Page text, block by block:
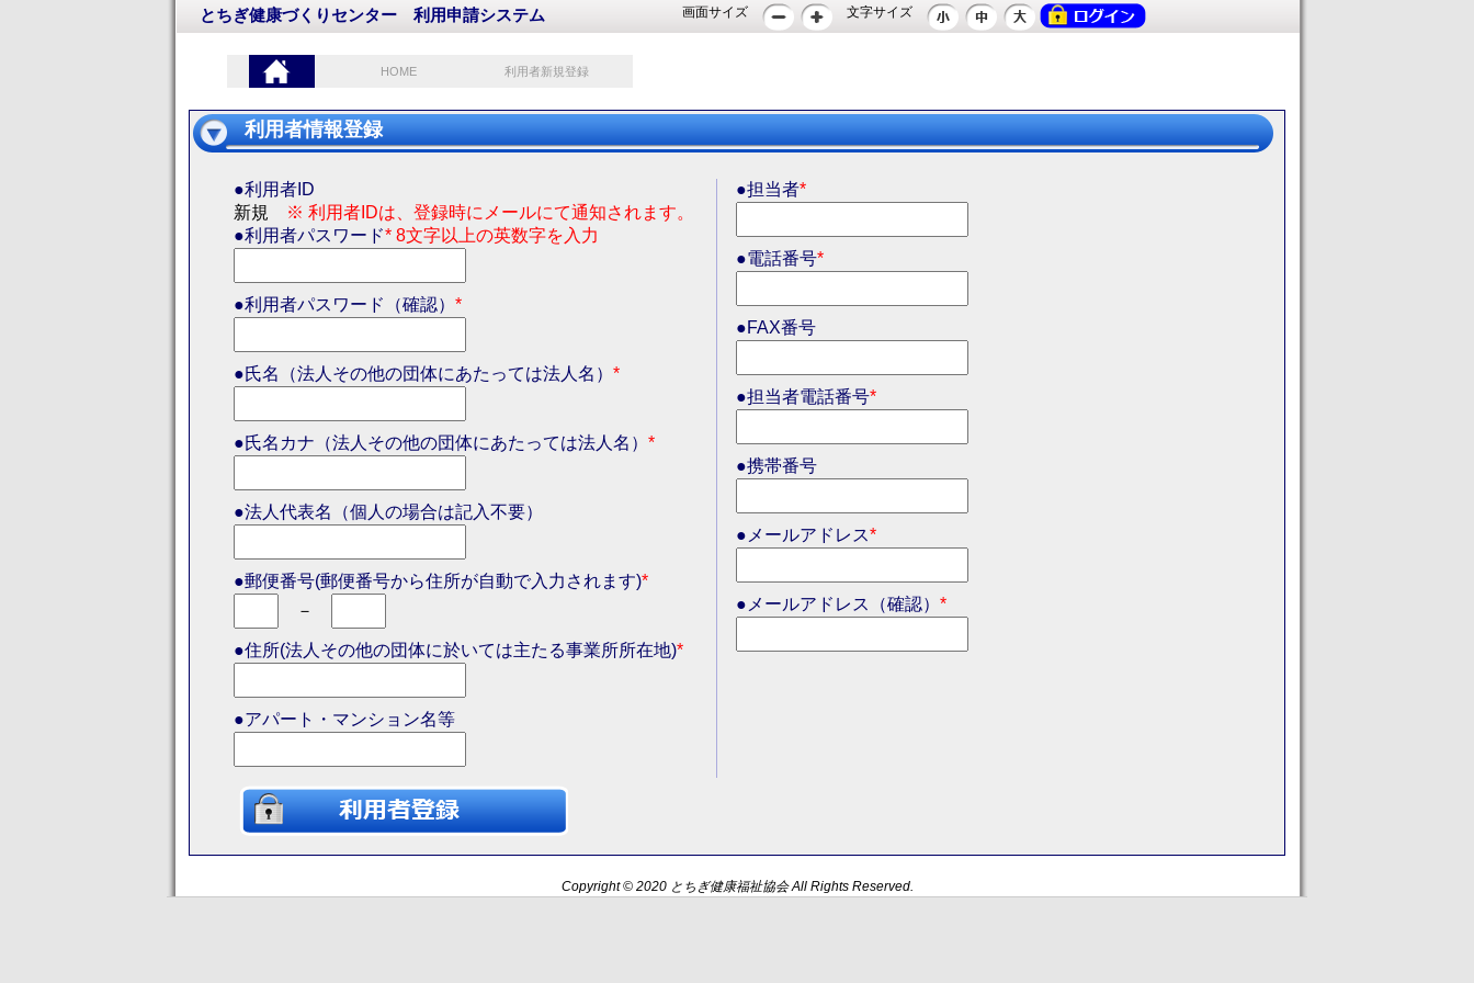
とちぎ健康づくりセンター 利用申請システム 画面サイズ 文字サイズ
HOME 利用者新規登録
利用者情報登録
●利用者ID
新規
※ 利用者IDは、登録時にメールにて通知されます。
●利用者パスワード* 8文字以上の英数字を入力
●利用者パスワード（確認） *
●氏名（法人その他の団体にあたっては法人名） *
●氏名カナ（法人その他の団体にあたっては法人名） *
●法人代表名（個人の場合は記入不要）
●郵便番号(郵便番号から住所が自動で入力されます)*
－
●住所(法人その他の団体に於いては主たる事業所所在地)*
●アパート・マンション名等
●担当者*
●電話番号*
●FAX番号
●担当者電話番号*
●携帯番号
●メールアドレス*
●メールアドレス（確認） *
Copyright © 2020 とちぎ健康福祉協会 All Rights Reserved.